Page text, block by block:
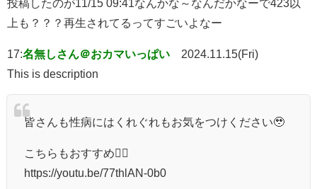
投稿したのが11/15 09:41なんかな～なんだかなーで423以
上も？？？再生されてるってすごいよなー
17:名無しさん＠おカマいっぱい
2024.11.15(Fri)
This is description
皆さんも性病にはくれぐれもお気をつけください🥹
こちらもおすすめ👇🏻
https://youtu.be/77thlAN-0b0